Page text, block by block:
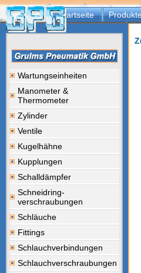
Startseite
Wartungseinheiten
Manometer &
Thermometer
Zylinder
Ventile
Kugelhähne
Kupplungen
Schalldämpfer
Schneidring-
verschraubungen
Schläuche
Fittings
Schlauchverbindungen
Schlauchverschraubungen